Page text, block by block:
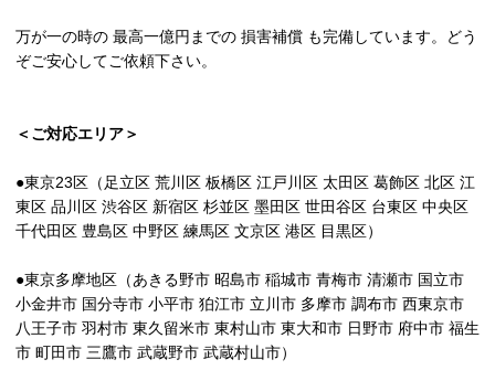
万が一の時の 最高一億円までの 損害補償 も完備しています。どう
ぞご安心してご依頼下さい。
＜ご対応エリア＞
●東京23区（足立区 荒川区 板橋区 江戸川区 太田区 葛飾区 北区 江
東区 品川区 渋谷区 新宿区 杉並区 墨田区 世田谷区 台東区 中央区
千代田区 豊島区 中野区 練馬区 文京区 港区 目黒区）
●東京多摩地区（あきる野市 昭島市 稲城市 青梅市 清瀬市 国立市
小金井市 国分寺市 小平市 狛江市 立川市 多摩市 調布市 西東京市
八王子市 羽村市 東久留米市 東村山市 東大和市 日野市 府中市 福生
市 町田市 三鷹市 武蔵野市 武蔵村山市）